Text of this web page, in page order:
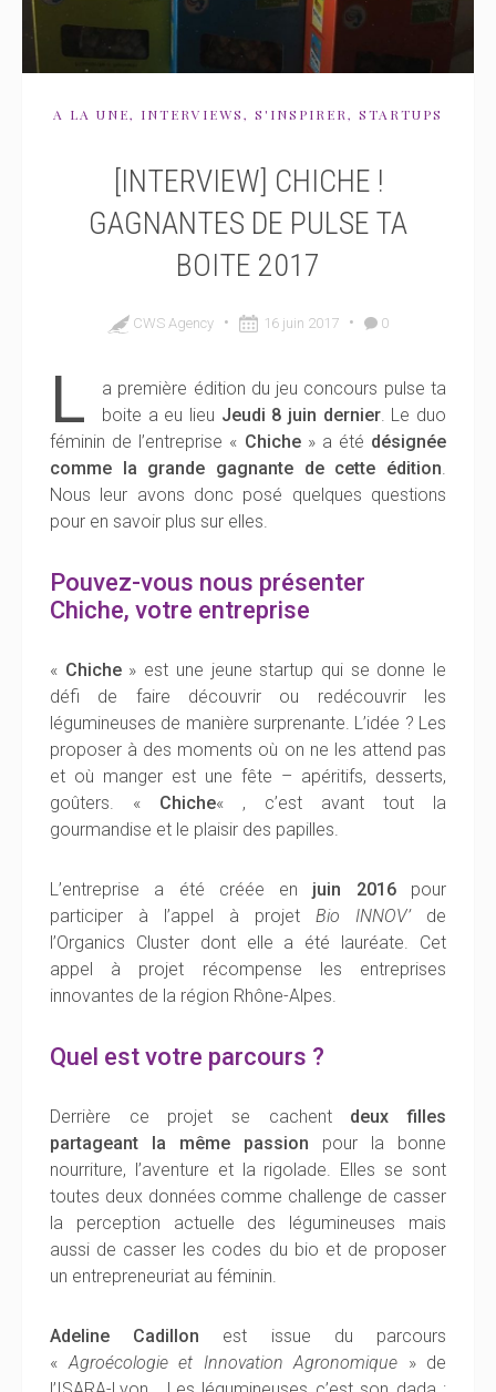
A LA UNE, INTERVIEWS, S'INSPIRER, STARTUPS
[INTERVIEW] CHICHE !
GAGNANTES DE PULSE TA
BOITE 2017
CWS Agency • 16 juin 2017 • 0
L
a première édition du jeu concours pulse ta
boite a eu lieu Jeudi 8 juin dernier. Le duo
féminin de l’entreprise « Chiche» a été désignée
comme la grande gagnante de cette édition
Nous leur avons donc posé quelques questions
pour en savoir plus sur elles.
Pouvez-vous nous présenter
Chiche, votre entreprise
« Chiche» est une jeune startup qui se donne le
défi de faire découvrir ou redécouvrir les
légumineuses de manière surprenante. L’idée ? Les
proposer à des moments où on ne les attend pas
et où manger est une fête – apéritifs, desserts,
goûters. « Chiche« , c’est avant tout la
gourmandise et le plaisir des papilles.
L’entreprise a été créée en juin 2016pour
participer à l’appel à projet Bio INNOV’de
l’Organics Cluster dont elle a été lauréate. Cet
appel à projet récompense les entreprises
innovantes de la région Rhône-Alpes.
Quel est votre parcours ?
Derrière ce projet se cachent deux filles
partageant la même passion pour la bonne
nourriture, l’aventure et la rigolade. Elles se sont
toutes deux données comme challenge de casser
la perception actuelle des légumineuses mais
aussi de casser les codes du bio et de proposer
un entrepreneuriat au féminin.
Adeline Cadillon est issue du parcours
« Agroécologie et Innovation Agronomique » de